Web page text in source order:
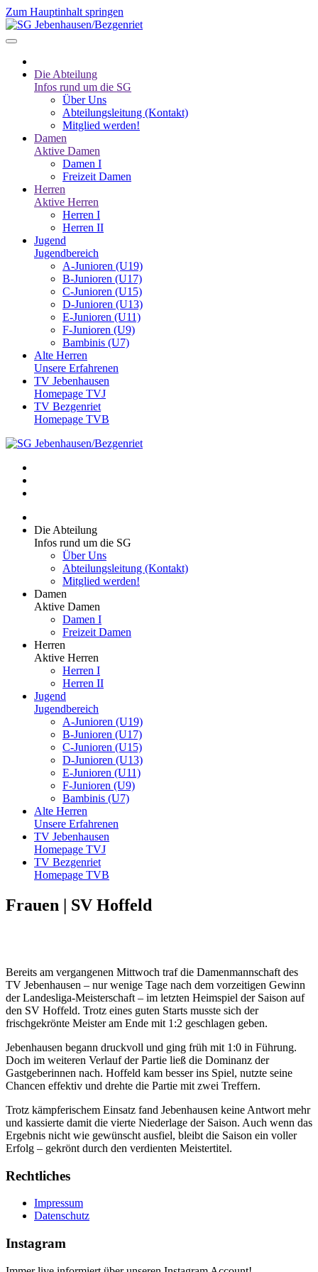
Zum Hauptinhalt springen
Die Abteilung
Infos rund um die SG
Über Uns
Abteilungsleitung (Kontakt)
Mitglied werden!
Damen
Aktive Damen
Damen I
Freizeit Damen
Herren
Aktive Herren
Herren I
Herren II
Jugend
Jugendbereich
A-Junioren (U19)
B-Junioren (U17)
C-Junioren (U15)
D-Junioren (U13)
E-Junioren (U11)
F-Junioren (U9)
Bambinis (U7)
Alte Herren
Unsere Erfahrenen
TV Jebenhausen
Homepage TVJ
TV Bezgenriet
Homepage TVB
Die Abteilung
Infos rund um die SG
Über Uns
Abteilungsleitung (Kontakt)
Mitglied werden!
Damen
Aktive Damen
Damen I
Freizeit Damen
Herren
Aktive Herren
Herren I
Herren II
Jugend
Jugendbereich
A-Junioren (U19)
B-Junioren (U17)
C-Junioren (U15)
D-Junioren (U13)
E-Junioren (U11)
F-Junioren (U9)
Bambinis (U7)
Alte Herren
Unsere Erfahrenen
TV Jebenhausen
Homepage TVJ
TV Bezgenriet
Homepage TVB
Frauen | SV Hoffeld
Bereits am vergangenen Mittwoch traf die Damenmannschaft des
TV Jebenhausen – nur wenige Tage nach dem vorzeitigen Gewinn
der Landesliga-Meisterschaft – im letzten Heimspiel der Saison auf
den SV Hoffeld. Trotz eines guten Starts musste sich der
frischgekrönte Meister am Ende mit 1:2 geschlagen geben.
Jebenhausen begann druckvoll und ging früh mit 1:0 in Führung.
Doch im weiteren Verlauf der Partie ließ die Dominanz der
Gastgeberinnen nach. Hoffeld kam besser ins Spiel, nutzte seine
Chancen effektiv und drehte die Partie mit zwei Treffern.
Trotz kämpferischem Einsatz fand Jebenhausen keine Antwort mehr
und kassierte damit die vierte Niederlage der Saison. Auch wenn das
Ergebnis nicht wie gewünscht ausfiel, bleibt die Saison ein voller
Erfolg – gekrönt durch den verdienten Meistertitel.
Rechtliches
Impressum
Datenschutz
Instagram